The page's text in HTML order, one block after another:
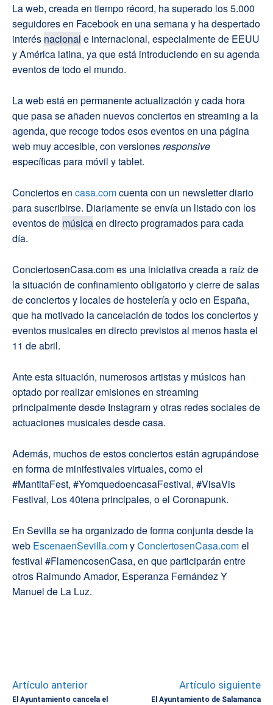
La web, creada en tiempo récord, ha superado los 5.000
seguidores en Facebook en una semana y ha despertado
interés nacional e internacional, especialmente de EEUU
y América latina, ya que está introduciendo en su agenda
eventos de todo el mundo.
La web está en permanente actualización y cada hora
que pasa se añaden nuevos conciertos en streaming a la
agenda, que recoge todos esos eventos en una página
web muy accesible, con versionesresponsive
específicas para móvil y tablet.
Conciertos en casa.comcuenta con un newsletter diario
para suscribirse. Diariamente se envía un listado con los
eventos de músicaen directo programados para cada
día.
ConciertosenCasa.com es una iniciativa creada a raíz de
la situación de confinamiento obligatorio y cierre de salas
de conciertos y locales de hostelería y ocio en España,
que ha motivado la cancelación de todos los conciertos y
eventos musicales en directo previstos al menos hasta el
11 de abril.
Ante esta situación, numerosos artistas y músicos han
optado por realizar emisiones en streaming
principalmente desde Instagram y otras redes sociales de
actuaciones musicales desde casa.
Además, muchos de estos conciertos están agrupándose
en forma de minifestivales virtuales, como el
#MantitaFest, #YomquedoencasaFestival, #VisaVis
Festival, Los 40tena principales, o el Coronapunk.
En Sevilla se ha organizado de forma conjunta desde la
web EscenaenSevilla.comyConciertosenCasa.comel
festival #FlamencosenCasa, en que participarán entre
otros Raimundo Amador, Esperanza Fernández Y
Manuel de La Luz.
Artículo anterior
El Ayuntamiento cancela el
Artículo siguiente
El Ayuntamiento de Salamanca